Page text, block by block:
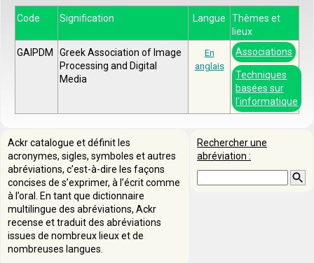
Code Signification Langue
Thèmes et
lieux
GAIPDM
Greek Association of Image
Processing and Digital
Media
En
anglais
Associations
Techniques
basées sur
l'informatique
Rechercher une
abréviation :
Ackr catalogue et définit les
acronymes, sigles, symboles et autres
abréviations, c’est-à-dire les façons
concises de s’exprimer, à l’écrit comme
à l’oral. En tant que dictionnaire
multilingue des abréviations, Ackr
recense et traduit des abréviations
issues de nombreux lieux et de
nombreuses langues.